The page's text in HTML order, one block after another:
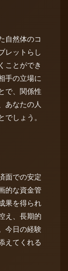
自然体のコ
レットらし
ことができ
手の立場に
で、関係性
あなたの人
しょう。
面での安定
的な資金管
果を得られ
え、長期的
今日の経験
えてくれる